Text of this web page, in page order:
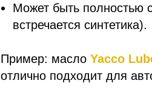
Может быть полностью
встречается синтетика).
Пример: масло Yacco
отлично подходит для